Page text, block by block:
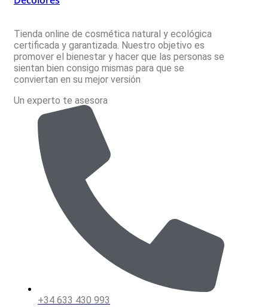
Tienda online de cosmética natural y ecológica
certificada y garantizada. Nuestro objetivo es
promover el bienestar y hacer que las personas se
sientan bien consigo mismas para que se
conviertan en su mejor versión
Un experto te asesora
+34 633 430 993